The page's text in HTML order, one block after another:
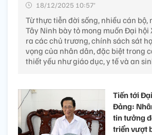
18/12/2025 10:57’
Từ thực tiễn đời sống, nhiều cán bộ,
Tây Ninh bày tỏ mong muốn Đại hội
ra các chủ trương, chính sách sát
vọng của nhân dân, đặc biệt trong
thiết yếu như giáo dục, y tế và an
Tiến tới
Đảng:​
tin tưởng
triển vượt